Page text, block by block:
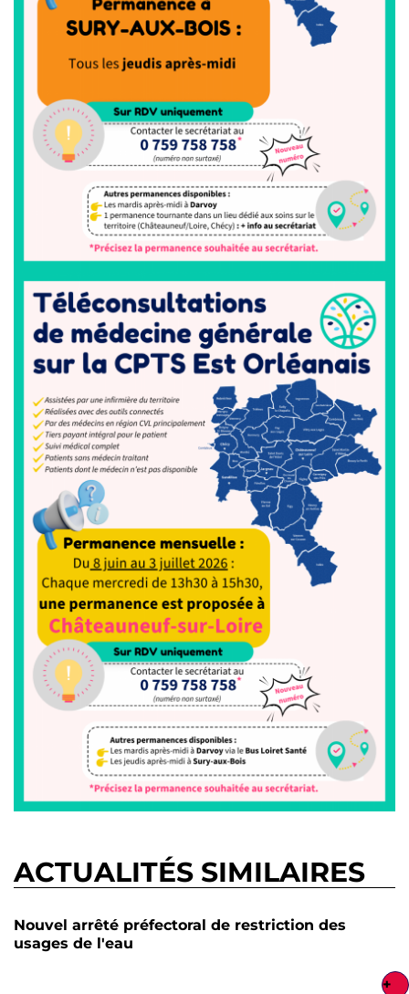
ACTUALITÉS SIMILAIRES
Nouvel arrêté préfectoral de restriction des
usages de l'eau
+